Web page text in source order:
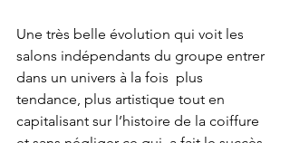
Une très belle évolution qui voit les
salons indépendants du groupe entrer
dans un univers à la fois  plus
tendance, plus artistique tout en
capitalisant sur l’histoire de la coiffure